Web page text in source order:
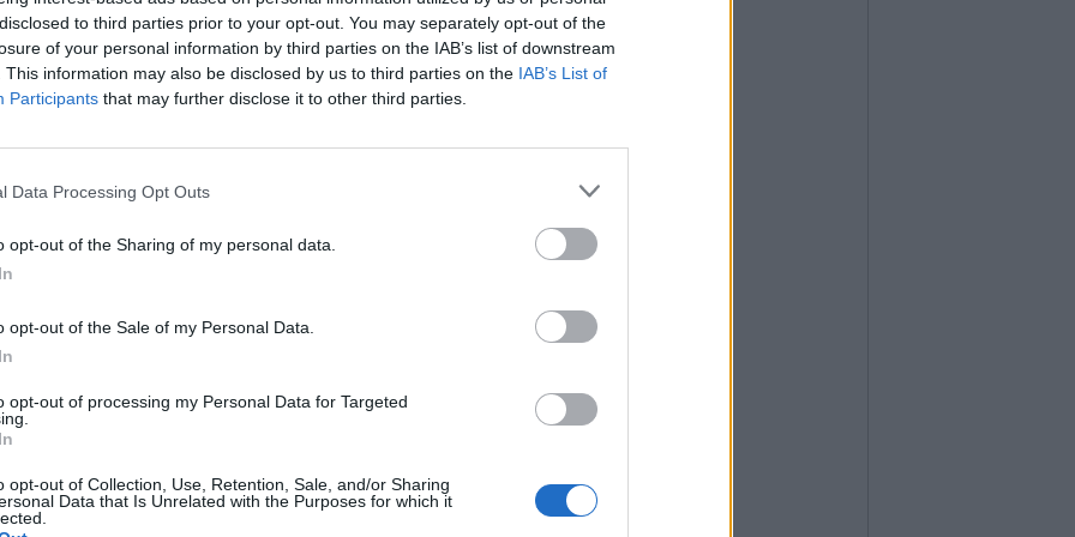
to third parties prior to your opt-out. You may separately opt-out of the
of your personal information by third parties on the IAB’s list of downstream
This information may also be disclosed by us to third parties on the IAB’s List of
Participants that may further disclose it to other third parties.
Data Processing Opt Outs
opt-out of the Sharing of my personal data.
opt-out of the Sale of my Personal Data.
opt-out of processing my Personal Data for Targeted
opt-out of Collection, Use, Retention, Sale, and/or Sharing
Data that Is Unrelated with the Purposes for which it
avere i vostri occhiali usati in qualsiasi
di raccolta sul territorio sono a LAINATE
in v.le Rimembranze 21/7; Fotografando in
in v.le Rimembranze 13; plesso
UTE sala conferenze, l.go Scuderie 5);
Gioielleria, via XXIX Maggio 50/52); e
via Milano 44).
Tutti gli eventi